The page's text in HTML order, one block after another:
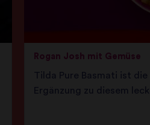
Rogan Josh mit Gemüse
Tilda Pure Basmati ist
Ergänzung zu diesem